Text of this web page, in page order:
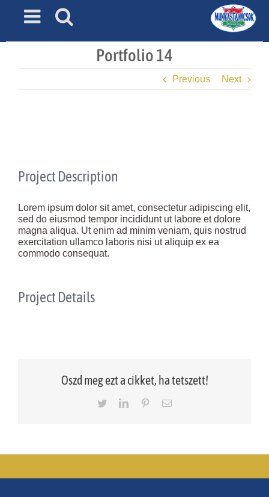
Portfolio 14
Previous Next
Project Description
Lorem ipsum dolor sit amet, consectetur adipiscing elit,
sed do eiusmod tempor incididunt ut labore et dolore
magna aliqua. Ut enim ad minim veniam, quis nostrud
exercitation ullamco laboris nisi ut aliquip ex ea
commodo consequat.
Project Details
Oszd meg ezt a cikket, ha tetszett!
TwitterLinkedInPinterestEmail